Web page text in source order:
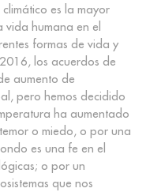
es la mayor
humana en el
formas de vida y
los acuerdos de
aumento de
pero hemos decidido
ha aumentado
o miedo, o por una
es una fe en el
o por un
que nos